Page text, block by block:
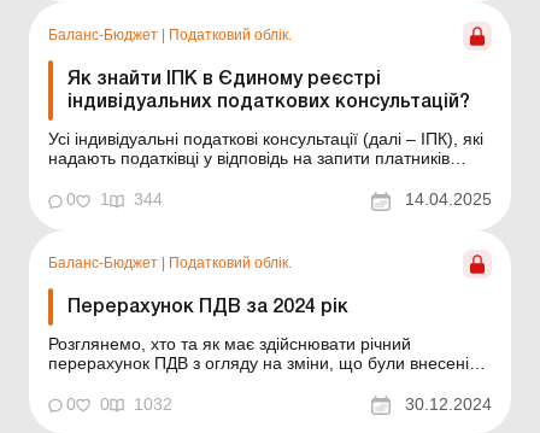
Баланс-Бюджет Податковий облік.
Як знайти ІПК в Єдиному реєстрі
індивідуальних податкових консультацій?
Усі індивідуальні податкові консультації (далі – ІПК), які
надають податківці у відповідь на запити платників
індивідуальних податкових консультацій (далі – реєстр
ІПК). У статті ми розкажемо, де розташовано цей
0 1 344 14.04.2025
Баланс-Бюджет | Податковий облік.
Перерахунок ПДВ за 2024 рік
Розглянемо, хто та як має здійснювати річний
перерахунок ПДВ з огляду на зміни, що були внесені
податкової декларації з ПДВ (далі – декларація).
Розглянемо, хто та як має здійснювати річний
0 0 1032 30.12.2024